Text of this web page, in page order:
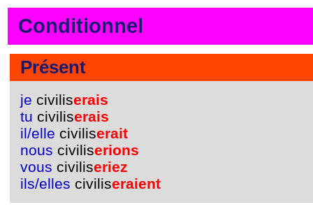
Conditionnel
Présent
je civiliserais
tu civiliserais
il/elle civiliserait
nous civiliserions
vous civiliseriez
ils/elles civiliseraient